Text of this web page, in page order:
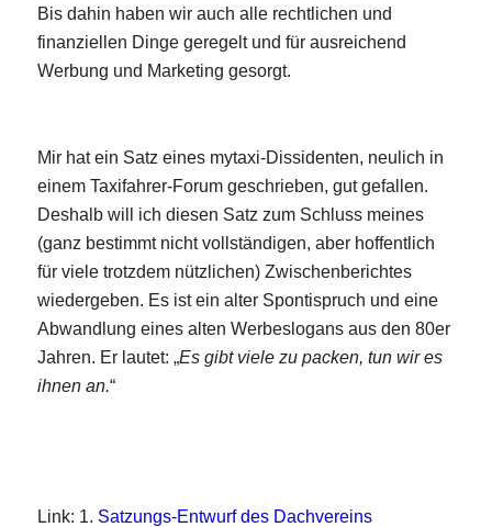
Bis dahin haben wir auch alle rechtlichen und
finanziellen Dinge geregelt und für ausreichend
Werbung und Marketing gesorgt.
Mir hat ein Satz eines mytaxi-Dissidenten, neulich in
einem Taxifahrer-Forum geschrieben, gut gefallen.
Deshalb will ich diesen Satz zum Schluss meines
(ganz bestimmt nicht vollständigen, aber hoffentlich
für viele trotzdem nützlichen) Zwischenberichtes
wiedergeben. Es ist ein alter Spontispruch und eine
Abwandlung eines alten Werbeslogans aus den 80er
Jahren. Er lautet: „Es gibt viele zu packen, tun wir es
ihnen an.“
Link: 1. Satzungs-Entwurf des Dachvereins